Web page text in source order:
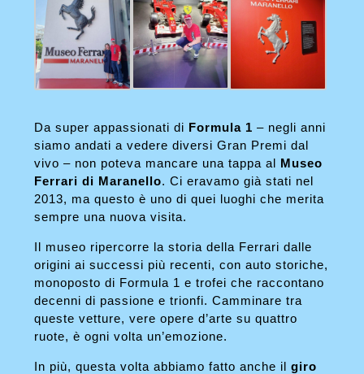
Da super appassionati di Formula 1 – negli anni
siamo andati a vedere diversi Gran Premi dal
vivo – non poteva mancare una tappa al Museo
Ferrari di Maranello. Ci eravamo già stati nel
2013, ma questo è uno di quei luoghi che merita
sempre una nuova visita.
Il museo ripercorre la storia della Ferrari dalle
origini ai successi più recenti, con auto storiche,
monoposto di Formula 1 e trofei che raccontano
decenni di passione e trionfi. Camminare tra
queste vetture, vere opere d’arte su quattro
ruote, è ogni volta un’emozione.
In più, questa volta abbiamo fatto anche ilgiro